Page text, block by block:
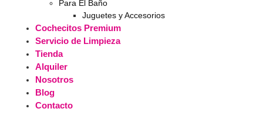
Para El Baño
Juguetes y Accesorios
Cochecitos Premium
Servicio de Limpieza
Tienda
Alquiler
Nosotros
Blog
Contacto